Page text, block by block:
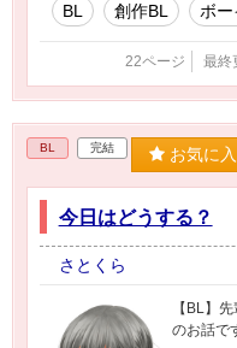
BL 創作BL ボー
22ページ 最終
BL 完結 お気に
今日はどうする？
さとくら
【BL】
のお話で